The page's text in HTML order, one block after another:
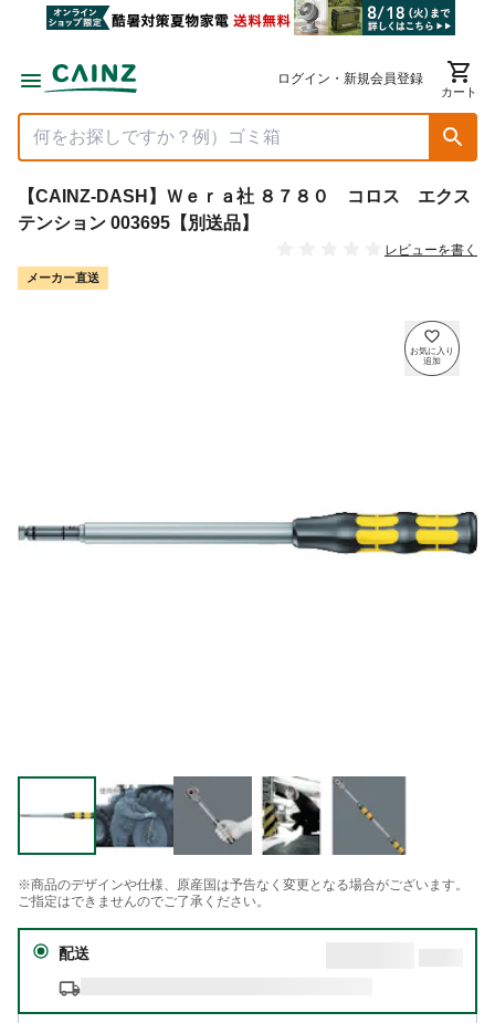
ログイン・新規会員登録
カート
【CAINZ-DASH】Ｗｅｒａ社 ８７８０ コロス エクス
テンション 003695【別送品】
レビューを書く
メーカー直送
※商品のデザインや仕様、原産国は予告なく変更となる場合がございます。
ご指定はできませんのでご了承ください。
配送